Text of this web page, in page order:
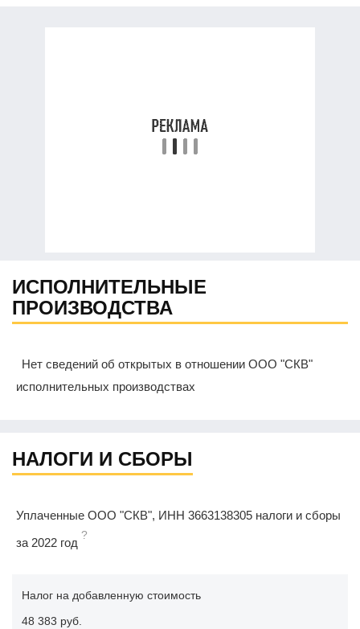
ИСПОЛНИТЕЛЬНЫЕ
ПРОИЗВОДСТВА
Нет сведений об открытых в отношении ООО "СКВ"
исполнительных производствах
НАЛОГИ И СБОРЫ
Уплаченные ООО "СКВ", ИНН 3663138305 налоги и сборы
за 2022 год
?
Налог на добавленную стоимость
48 383 руб.